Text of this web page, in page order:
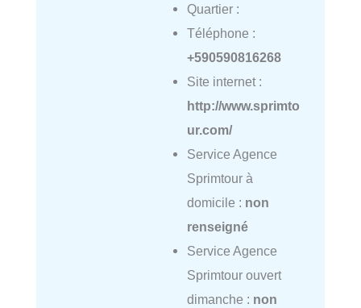
Quartier :
Téléphone :
+590590816268
Site internet :
http://www.sprimto
ur.com/
Service Agence
Sprimtour à
domicile : non
renseigné
Service Agence
Sprimtour ouvert
dimanche : non